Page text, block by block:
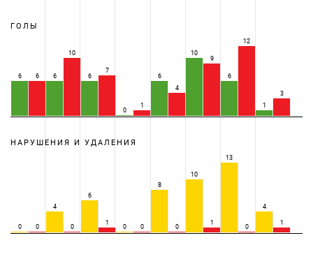
ГОЛЫ
6 6 6
10
6
7
0
1
6
4
10
9
6
12
1
3
НАРУШЕНИЯ И УДАЛЕНИЯ
0 0
4
0
6
1
0 0
8
0
10
1
13
0
4
1